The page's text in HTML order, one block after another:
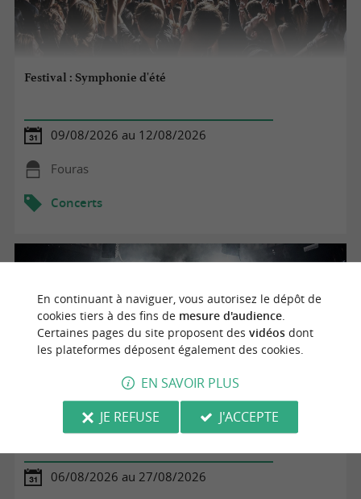
Festival : Symphonie d'été
09/08/2026 au 12/08/2026
Fouras
Concerts
Les animations de soirées de l'Aparté
06/08/2026 au 27/08/2026
En continuant à naviguer, vous autorisez le dépôt de
cookies tiers à des fins de mesure d'audience.
Certaines pages du site proposent des vidéosdont
les plateformes déposent également des cookies.
EN SAVOIR PLUS
JE REFUSE
J'ACCEPTE